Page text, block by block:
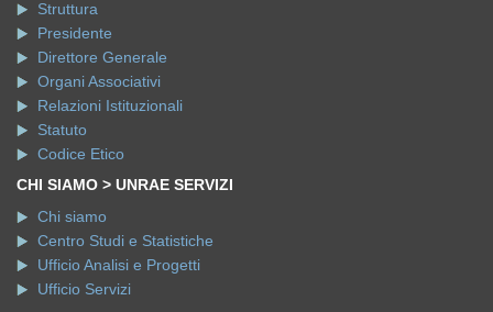
Struttura
Presidente
Direttore Generale
Organi Associativi
Relazioni Istituzionali
Statuto
Codice Etico
CHI SIAMO > UNRAE SERVIZI
Chi siamo
Centro Studi e Statistiche
Ufficio Analisi e Progetti
Ufficio Servizi